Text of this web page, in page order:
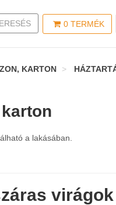
0 TERMÉK
SEARCH
KARTON
a lakásában.
virágok